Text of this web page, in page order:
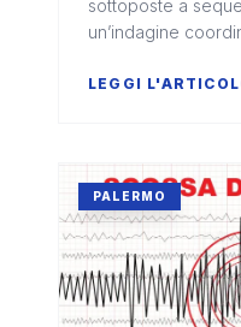
sottoposte a
un’indagine
Nel procedimento
LEGGI
PALERMO